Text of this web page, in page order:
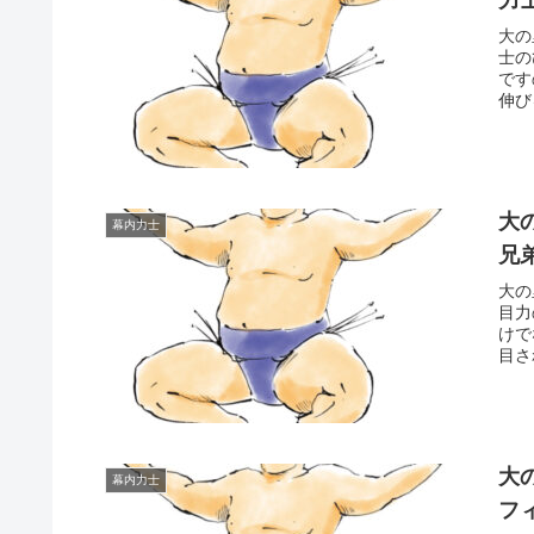
大
士
で
伸
幕内力士
大
兄
大
目
け
目
幕内力士
大
フ